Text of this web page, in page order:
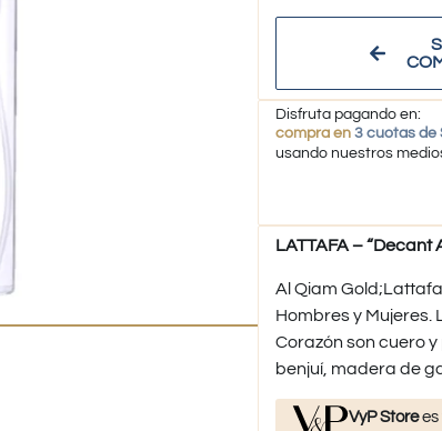
Disfruta pagando en:
compra en 3 cuotas de
usando nuestros
LATTAFA – “Decant
Al Qiam
Hombres y Mujeres.
Corazón son cuero
benjuí, madera de
VyP Storees